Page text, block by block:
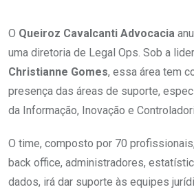
O Queiroz Cavalcanti Advocacia
uma diretoria de Legal Ops. Sob a
Christianne Gomes, essa área tem
presença das áreas de suporte,
da Informação, Inovação e
O time, composto por 70
back office, administradores,
dados, irá dar suporte às equipes